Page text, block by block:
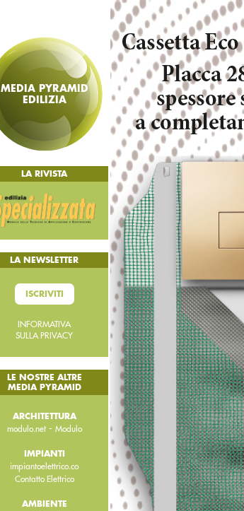
MEDIA PYRAMID
EDILIZIA
LA RIVISTA
LA NEWSLETTER
ISCRIVITI
INFORMATIVA
SULLA PRIVACY
LE NOSTRE ALTRE
MEDIA PYRAMID
ARCHITETTURA
modulo.net- Modulo
IMPIANTI
impiantoelettrico.co
Contatto Elettrico
AMBIENTE